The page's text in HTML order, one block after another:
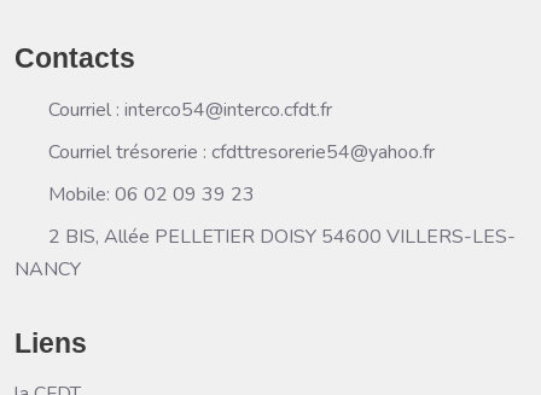
Contacts
Courriel : interco54@interco.cfdt.fr
Courriel trésorerie : cfdttresorerie54@yahoo.fr
Mobile: 06 02 09 39 23
2 BIS, Allée PELLETIER DOISY 54600 VILLERS-LES-
NANCY
Liens